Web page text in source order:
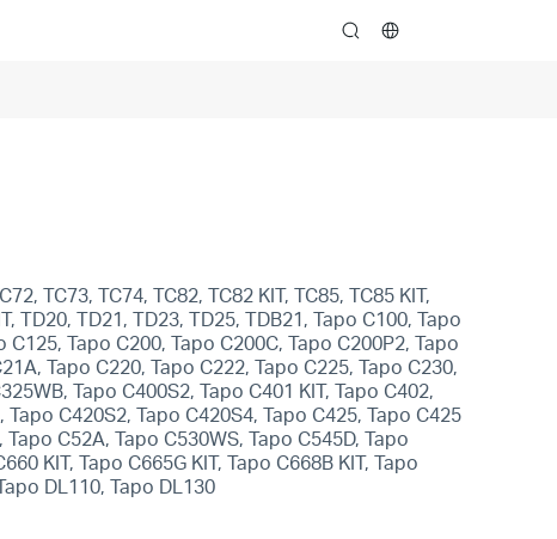
search
TC73, TC74, TC82, TC82 KIT, TC85, TC85 KIT,
TD20, TD21, TD23, TD25, TDB21, Tapo C100, Tapo
Tapo C200, Tapo C200C, Tapo C200P2, Tapo
Tapo C220, Tapo C222, Tapo C225, Tapo C230,
Tapo C400S2, Tapo C401 KIT, Tapo C402,
C420S2, Tapo C420S4, Tapo C425, Tapo C425
C52A, Tapo C530WS, Tapo C545D, Tapo
KIT, Tapo C665G KIT, Tapo C668B KIT, Tapo
DL110, Tapo DL130